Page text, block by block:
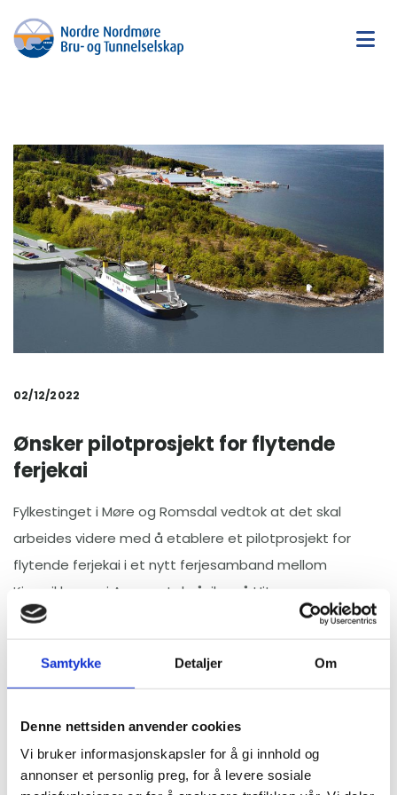
Samtykke Detaljer Om
Denne nettsiden anvender cookies
Vi bruker informasjonskapsler for å gi innhold og
annonser et personlig preg, for å levere sosiale
02/12/2022
Ønsker pilotprosjekt for flytende
ferjekai
Fylkestinget i Møre og Romsdal vedtok at det skal
arbeides videre med å etablere et pilotprosjekt for
flytende ferjekai i et nytt ferjesamband mellom
Kjørsvikbugen i Aure og Laksåvika på Hitra.
2026. Forutsatt at Trøndelag fylkeskommune også går
inn med midler i prosjektet, skal Møre og Romsdal
Vedtaket er en oppfølging av fylkestingets vedtak om